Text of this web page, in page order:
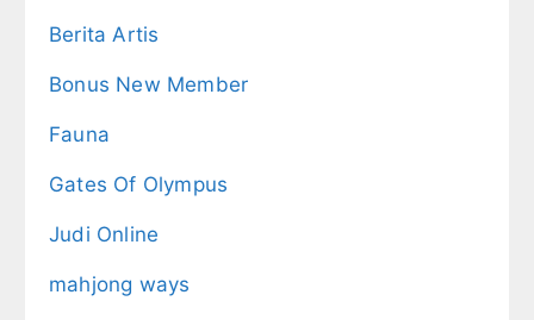
Berita Artis
Bonus New Member
Fauna
Gates Of Olympus
Judi Online
mahjong ways